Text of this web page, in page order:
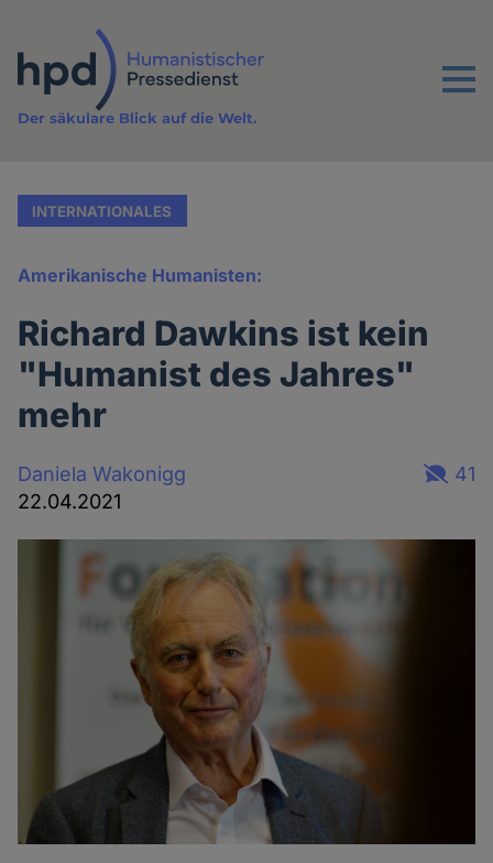
Inhalt
Menu
Der säkulare Blick auf die Welt.
INTERNATIONALES
Amerikanische Humanisten:
Richard Dawkins ist kein
"Humanist des Jahres"
mehr
Daniela Wakonigg
22.04.2021
41